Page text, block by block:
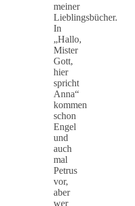
meiner
Lieblingsbücher.
In
„Hallo,
Mister
Gott,
hier
spricht
Anna“
kommen
schon
Engel
und
auch
mal
Petrus
vor,
aber
wer